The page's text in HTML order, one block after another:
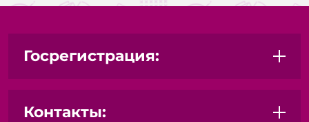
Госрегистрация:
Контакты: